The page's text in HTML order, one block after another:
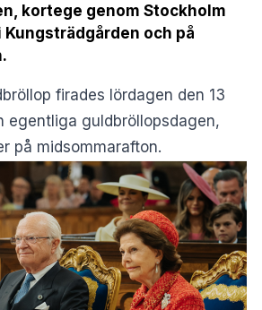
kortege genom Stockholm
och på
firades lördagen den 13
egentliga guldbröllopsdagen,
på midsommarafton.